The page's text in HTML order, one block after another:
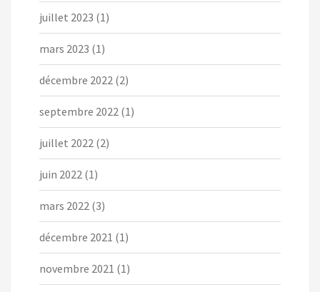
juillet 2023 (1)
mars 2023 (1)
décembre 2022 (2)
septembre 2022 (1)
juillet 2022 (2)
juin 2022 (1)
mars 2022 (3)
décembre 2021 (1)
novembre 2021 (1)